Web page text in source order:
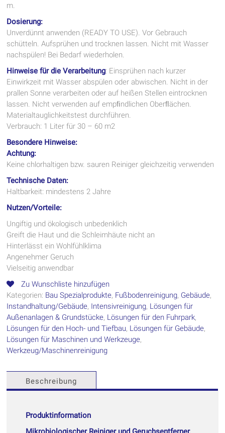
m.
Dosierung:
Unverdünnt anwenden (READY TO USE). Vor Gebrauch
schütteln. Aufsprühen und trocknen lassen. Nicht mit Wasser
nachspülen! Bei Bedarf wiederholen.
Hinweise für die Verarbeitung: Einsprühen nach kurzer
Einwirkzeit mit Wasser abspülen oder abwischen. Nicht in der
prallen Sonne verarbeiten oder auf heißen Stellen eintrocknen
lassen. Nicht verwenden auf empﬁndlichen Oberﬂächen.
Materialtauglichkeitstest durchführen.
Verbrauch: 1 Liter für 30 – 60 m2
Besondere Hinweise:
Achtung:
Keine chlorhaltigen bzw. sauren Reiniger gleichzeitig verwenden
Technische Daten:
Haltbarkeit: mindestens 2 Jahre
Nutzen/Vorteile:
Ungiftig und ökologisch unbedenklich
Greift die Haut und die Schleimhäute nicht an
Hinterlässt ein Wohlfühlklima
Angenehmer Geruch
Vielseitig anwendbar
Zu Wunschliste hinzufügen
Kategorien: Bau Spezialprodukte, Fußbodenreinigung, Gebäude,
Instandhaltung/Gebäude, Intensivreinigung, Lösungen für
Außenanlagen & Grundstücke, Lösungen für den Fuhrpark,
Lösungen für den Hoch- und Tiefbau, Lösungen für Gebäude,
Lösungen für Maschinen und Werkzeuge,
Werkzeug/Maschinenreinigung
Beschreibung
Produktinformation